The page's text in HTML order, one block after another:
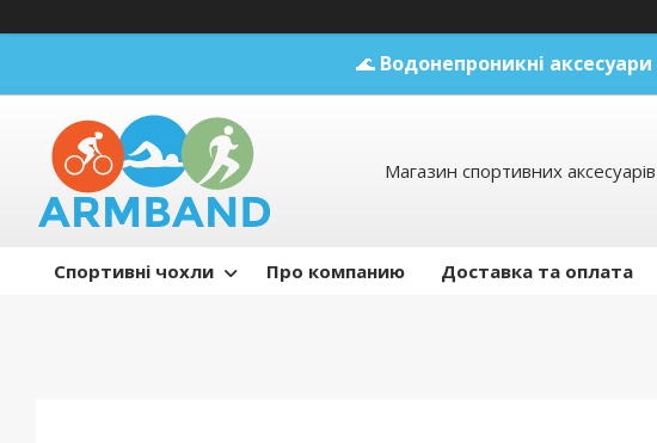
🌊 Водонепроникні аксесуари
Магазин спортивних аксесуарів
Спортивні чохли Про компанию Доставка та оплата